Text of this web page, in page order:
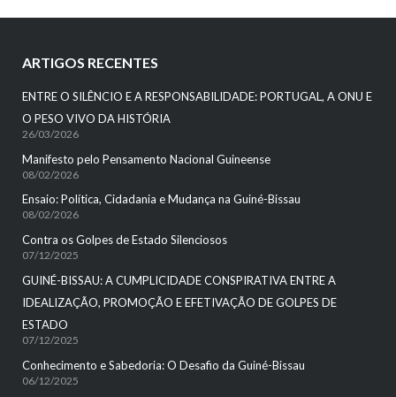
ARTIGOS RECENTES
ENTRE O SILÊNCIO E A RESPONSABILIDADE: PORTUGAL, A ONU E
O PESO VIVO DA HISTÓRIA
26/03/2026
Manifesto pelo Pensamento Nacional Guineense
08/02/2026
Ensaio: Política, Cidadania e Mudança na Guiné-Bissau
08/02/2026
Contra os Golpes de Estado Silenciosos
07/12/2025
GUINÉ-BISSAU: A CUMPLICIDADE CONSPIRATIVA ENTRE A
IDEALIZAÇÃO, PROMOÇÃO E EFETIVAÇÃO DE GOLPES DE
ESTADO
07/12/2025
Conhecimento e Sabedoria: O Desafio da Guiné-Bissau
06/12/2025